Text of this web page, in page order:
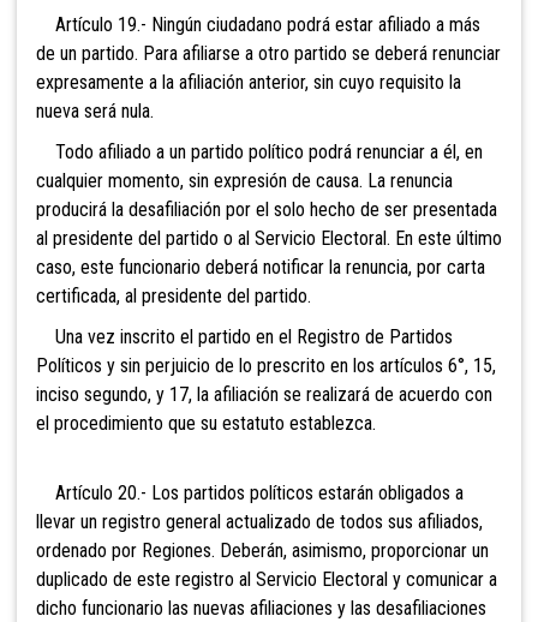
Artículo 19.- Ningún ciudadano podrá estar afiliado a más
de un partido. Para afiliarse a otro partido se deberá renunciar
expresamente a la afiliación anterior, sin cuyo requisito la
nueva será nula.
Todo afiliado a un partido político podrá renunciar a él, en
cualquier momento, sin expresión de causa. La renuncia
producirá la desafiliación por el solo hecho de ser presentada
al presidente del partido o al Servicio Electoral. En este último
caso, este funcionario deberá notificar la renuncia, por carta
certificada, al presidente del partido.
Una vez inscrito el partido en el Registro de Partidos
Políticos y sin perjuicio de lo prescrito en los artículos 6°, 15,
inciso segundo, y 17, la afiliación se realizará de acuerdo con
el procedimiento que su estatuto establezca.
Artículo 20.- Los partidos políticos estarán obligados a
llevar un registro general actualizado de todos sus afiliados,
ordenado por Regiones. Deberán, asimismo, proporcionar un
duplicado de este registro al Servicio Electoral y comunicar a
dicho funcionario las nuevas afiliaciones y las desafiliaciones